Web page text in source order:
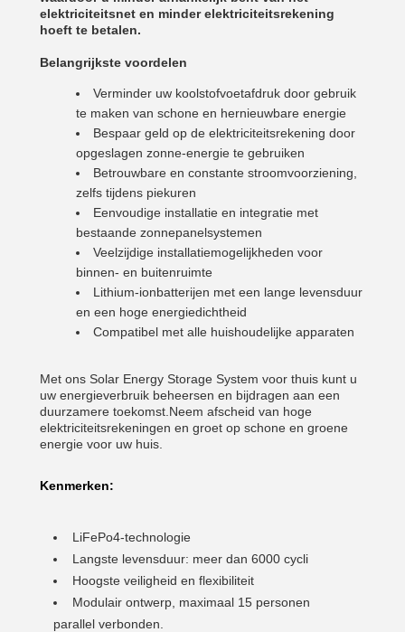
elektriciteitsnet en minder elektriciteitsrekening
hoeft te betalen.
Belangrijkste voordelen
Verminder uw koolstofvoetafdruk door gebruik
te maken van schone en hernieuwbare energie
Bespaar geld op de elektriciteitsrekening door
opgeslagen zonne-energie te gebruiken
Betrouwbare en constante stroomvoorziening,
zelfs tijdens piekuren
Eenvoudige installatie en integratie met
bestaande zonnepanelsystemen
Veelzijdige installatiemogelijkheden voor
binnen- en buitenruimte
Lithium-ionbatterijen met een lange levensduur
en een hoge energiedichtheid
Compatibel met alle huishoudelijke apparaten
Met ons Solar Energy Storage System voor thuis kunt u
uw energieverbruik beheersen en bijdragen aan een
duurzamere toekomst.Neem afscheid van hoge
elektriciteitsrekeningen en groet op schone en groene
energie voor uw huis.
Kenmerken:
LiFePo4-technologie
Langste levensduur: meer dan 6000 cycli
Hoogste veiligheid en flexibiliteit
Modulair ontwerp, maximaal 15 personen
parallel verbonden.